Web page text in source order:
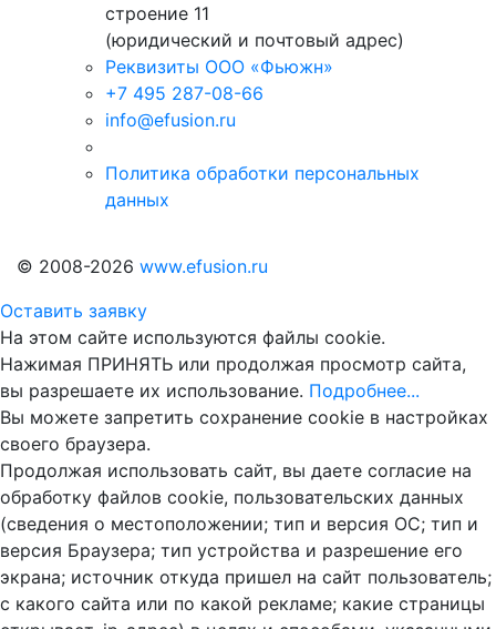
строение 11
(юридический и почтовый адрес)
Реквизиты ООО «Фьюжн»
+7 495 287-08-66
info@efusion.ru
Политика обработки персональных
данных
© 2008-2026 www.efusion.ru
Оставить заявку
На этом сайте используются файлы cookie.
Нажимая ПРИНЯТЬ или продолжая просмотр сайта,
вы разрешаете их использование. Подробнее...
Вы можете запретить сохранение cookie в настройках
своего браузера.
Продолжая использовать сайт, вы даете согласие на
обработку файлов cookie, пользовательских данных
(сведения о местоположении; тип и версия ОС; тип и
версия Браузера; тип устройства и разрешение его
экрана; источник откуда пришел на сайт пользователь;
с какого сайта или по какой рекламе; какие страницы